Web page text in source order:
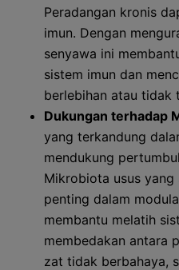
Peradangan kronis
imun. Dengan
senyawa ini
sistem imun dan
berlebihan atau tidak
Dukungan terhadap
yang terkandung
mendukung
Mikrobiota usus yang
penting dalam
membantu melatih
membedakan antara
zat tidak berbahaya,